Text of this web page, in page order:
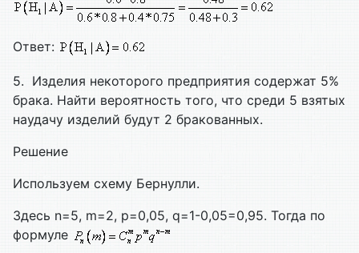
Ответ:
5. Изделия некоторого предприятия содержат 5%
брака. Найти вероятность того, что среди 5 взятых
наудачу изделий будут 2 бракованных.
Решение
Используем схему Бернулли.
Здесь n=5, m=2, p=0,05, q=1-0,05=0,95. Тогда по
формуле